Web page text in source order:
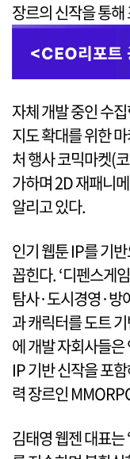
장르의 신작을 통
자체 개발 중인 수
지도 확대를 위한
처 행사 코믹마켓(
가하며 2D 재패니
알리고 있다.
인기 웹툰 IP를 기
꼽힌다. ‘디펜스게
탐사·도시경영·방
과 캐릭터를 도트
에 개발 자회사들은
IP 기반 신작을 포
력 장르인
김태영 웹젠 대표